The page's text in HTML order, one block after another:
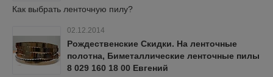
Как выбрать ленточную пилу?
02.12.2014
Рождественские Скидки. На ленточные
полотна, Биметаллические ленточные пилы
8 029 160 18 00 Евгений